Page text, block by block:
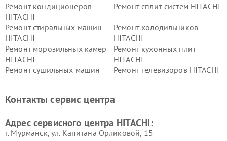
Ремонт кондиционеров
HITACHI
Ремонт сплит-систем HITACHI
Ремонт стиральных машин
HITACHI
Ремонт холодильников
HITACHI
Ремонт морозильных камер
HITACHI
Ремонт кухонных плит
HITACHI
Ремонт сушильных машин
Ремонт телевизоров HITACHI
данных HITACHI
HITACHI
HITACHI
HITACHI
Контакты сервис центра
Адрес сервисного центра HITACHI:
г. Мурманск, ул. Капитана Орликовой, 15